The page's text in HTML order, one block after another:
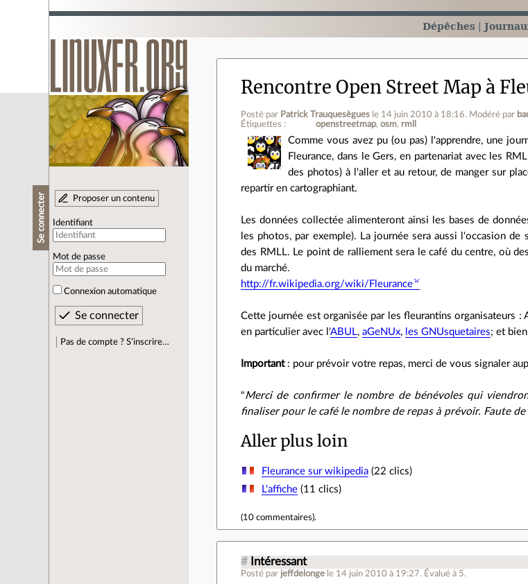
Dépêches
Se connecter Proposer un contenu
Identifiant
Mot de passe
Connexion automatique
Pas de compte ? S’inscrire…
Rencontre Open Street Map à
Posté par Patrick Trauquesègues le 14 juin 2010 à 18:16. Modéré par
Étiquettes :
openstreetmap osm rmll
Comme vous avez pu (ou pas) l'apprendre, une
Fleurance, dans le Gers, en partenariat avec les
des photos) à l'aller et au retour, de manger sur
repartir en cartographiant.
Les données collectée alimenteront ainsi les bases de
les photos, par exemple). La journée sera aussi l'occasion
des RMLL. Le point de ralliement sera le café du centre, où
du marché.
http://fr.wikipedia.org/wiki/Fleurance
Cette journée est organisée par les fleurantins organisateurs
en particulier avec l'ABUL,aGeNUx, les GNUsquetaires; et
Important: pour prévoir votre repas, merci de vous signaler
"Merci de confirmer le nombre de bénévoles qui
finaliser pour le café le nombre de repas à prévoir. Faute
Aller plus loin
Fleurance sur wikipedia(22 clics)
L'affiche(11 clics)
(10 commentaires).
# Intéressant
Posté par jeffdelonge le 14 juin 2010 à 19:27. Évalué à 5.